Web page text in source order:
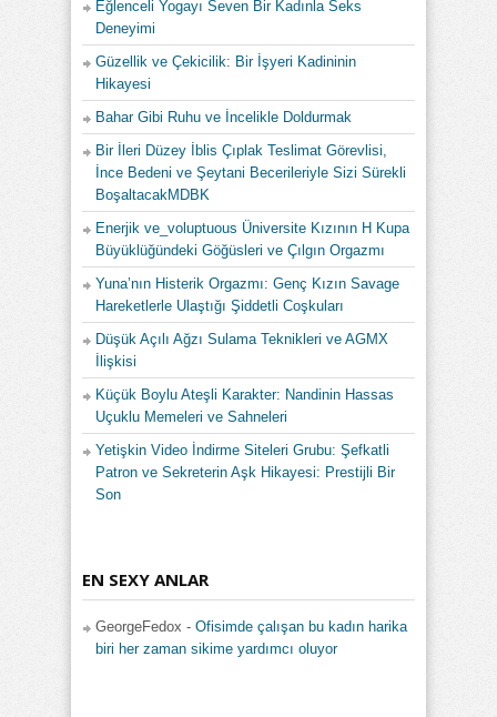
Eğlenceli Yogayı Seven Bir Kadınla Seks
Deneyimi
Güzellik ve Çekicilik: Bir İşyeri Kadininin
Hikayesi
Bahar Gibi Ruhu ve İncelikle Doldurmak
Bir İleri Düzey İblis Çıplak Teslimat Görevlisi,
İnce Bedeni ve Şeytani Becerileriyle Sizi Sürekli
BoşaltacakMDBK
Enerjik ve_voluptuous Üniversite Kızının H Kupa
Büyüklüğündeki Göğüsleri ve Çılgın Orgazmı
Yuna’nın Histerik Orgazmı: Genç Kızın Savage
Hareketlerle Ulaştığı Şiddetli Coşkuları
Düşük Açılı Ağzı Sulama Teknikleri ve AGMX
İlişkisi
Küçük Boylu Ateşli Karakter: Nandinin Hassas
Uçuklu Memeleri ve Sahneleri
Yetişkin Video İndirme Siteleri Grubu: Şefkatli
Patron ve Sekreterin Aşk Hikayesi: Prestijli Bir
Son
EN SEXY ANLAR
GeorgeFedox - Ofisimde çalışan bu kadın harika
biri her zaman sikime yardımcı oluyor